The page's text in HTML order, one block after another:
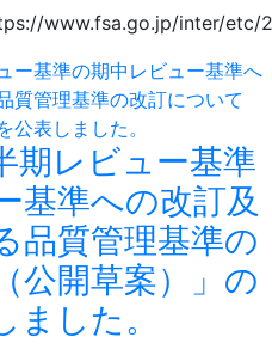
www.fsa.go.jp/inter/etc/
期レビュー基準
基準への改訂及
品質管理基準の
公開草案）」の
した。